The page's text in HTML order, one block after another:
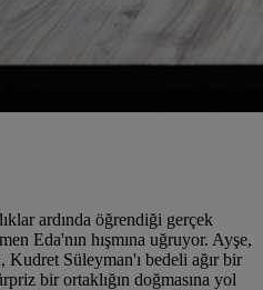
ardında öğrendiği gerçek
Eda'nın hışmına uğruyor. Ayşe,
Kudret Süleyman'ı bedeli ağır bir
bir ortaklığın doğmasına yol